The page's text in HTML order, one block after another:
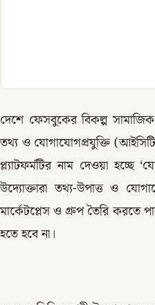
দেশে ফেসবুকের বিকল্প
তথ্য ও যোগাযোগপ্রযুক্তি
প্ল্যাটফর্মটির নাম দেওয়া হচ্ছে
উদ্যোক্তারা তথ্য-উপাত্ত ও
মার্কেটপ্লেস ও গ্রুপ তৈরি করতে
হতে হবে না।